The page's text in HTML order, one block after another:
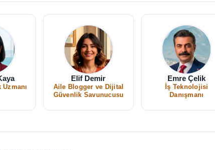
Elif Demir
Aile Blogger ve Dijital
Güvenlik Savunucusu
Emre Çelik
İş Teknolojisi
Danışmanı